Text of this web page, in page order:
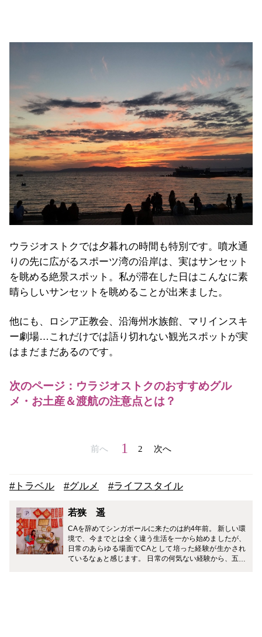
ウラジオストクでは夕暮れの時間も特別です。噴水通
りの先に広がるスポーツ湾の沿岸は、実はサンセット
を眺める絶景スポット。私が滞在した日はこんなに素
晴らしいサンセットを眺めることが出来ました。
他にも、ロシア正教会、沿海州水族館、マリインスキ
ー劇場…これだけでは語り切れない観光スポットが実
はまだまだあるのです。
次のページ：ウラジオストクのおすすめグル
メ・お土産＆渡航の注意点とは？
前へ 1 2 次へ
#トラベル #グルメ #ライフスタイル
若狭 遥
CAを辞めてシンガポールに来たのは約4年前。 新しい環
境で、今までとは全く違う生活を一から始めましたが、
日常のあらゆる場面でCAとして培った経験が生かされ
ているなぁと感じます。 日常の何気ない経験から、五感